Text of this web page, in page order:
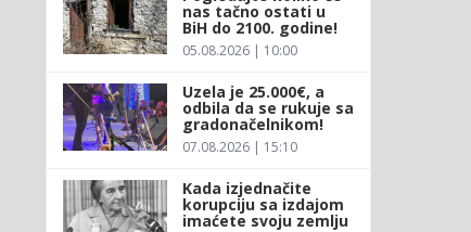
nas tačno ostati u
BiH do 2100. godine!
05.08.2026 | 10:00
Uzela je 25.000€, a
odbila da se rukuje sa
gradonačelnikom!
07.08.2026 | 15:10
Kada izjednačite
korupciju sa izdajom
imaćete svoju zemlju